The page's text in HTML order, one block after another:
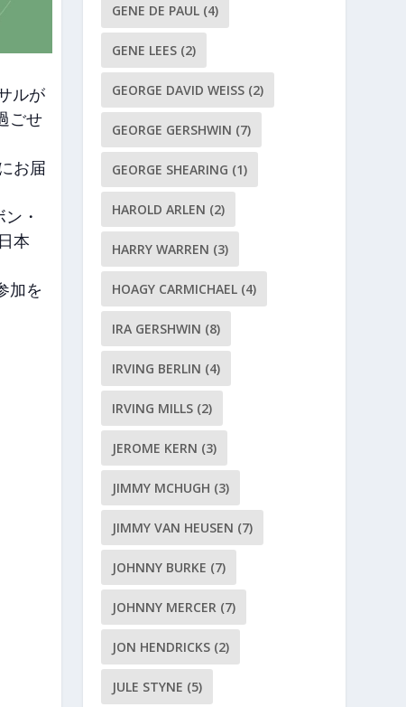
ルが
ごせ
お届
・
本
加を
GENE DE PAUL (4)
GENE LEES (2)
GEORGE DAVID WEISS (2)
GEORGE GERSHWIN (7)
GEORGE SHEARING (1)
HAROLD ARLEN (2)
HARRY WARREN (3)
HOAGY CARMICHAEL (4)
IRA GERSHWIN (8)
IRVING BERLIN (4)
IRVING MILLS (2)
JEROME KERN (3)
JIMMY MCHUGH (3)
JIMMY VAN HEUSEN (7)
JOHNNY BURKE (7)
JOHNNY MERCER (7)
JON HENDRICKS (2)
JULE STYNE (5)